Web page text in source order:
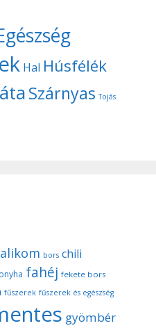
Hal Húsfélék
Szárnyas Tojás
bors chili
fahéj fekete bors
fűszerek fűszerek és egészség
gyömbér